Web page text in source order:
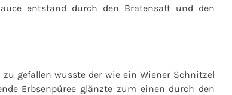
entstand durch den Bratensaft und den
gefallen wusste der wie ein Wiener Schnitzel
Erbsenpüree glänzte zum einen durch den